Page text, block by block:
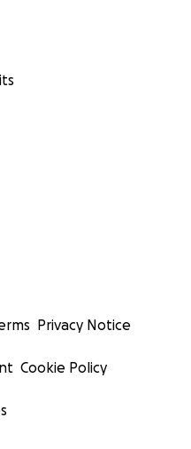
Privacy Notice
Cookie Policy